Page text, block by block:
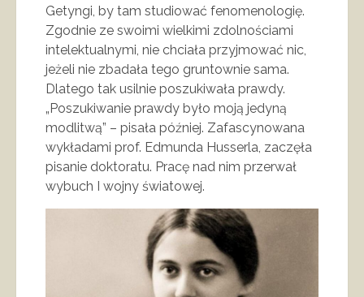
Getyngi, by tam studiować fenomenologię.
Zgodnie ze swoimi wielkimi zdolnościami
intelektualnymi, nie chciała przyjmować nic,
jeżeli nie zbadała tego gruntownie sama.
Dlatego tak usilnie poszukiwała prawdy.
„Poszukiwanie prawdy było moją jedyną
modlitwą” – pisała później. Zafascynowana
wykładami prof. Edmunda Husserla, zaczęła
pisanie doktoratu. Pracę nad nim przerwał
wybuch I wojny światowej.